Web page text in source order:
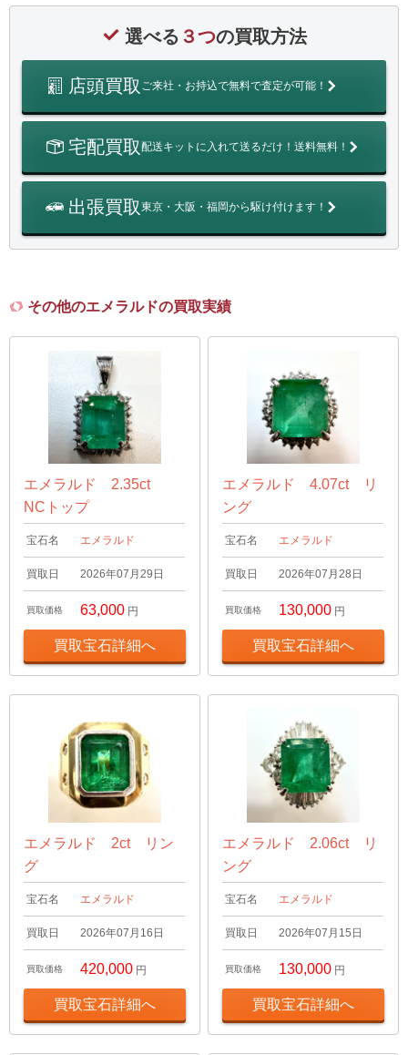
選べる ３つの買取方法
店頭買取 ご来社・お持込で無料で査定が可能！
宅配買取配送キットに入れて送るだけ！送料無料！
出張買取東京・大阪・福岡から駆け付けます！
その他のエメラルドの買取実績
エメラルド 2.35ct
NCトップ
宝石名 エメラルド
買取日 2026年07月29日
買取価格 63,000 円
買取宝石詳細へ
エメラルド 4.07ct リ
ング
宝石名 エメラルド
買取日 2026年07月28日
買取価格 130,000 円
買取宝石詳細へ
エメラルド 2ct リン
グ
宝石名 エメラルド
買取日 2026年07月16日
買取価格 420,000 円
買取宝石詳細へ
エメラルド 2.06ct リ
ング
宝石名 エメラルド
買取日 2026年07月15日
買取価格 130,000 円
買取宝石詳細へ